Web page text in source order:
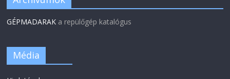
GÉPMADARAK a repülőgép katalógus
Média